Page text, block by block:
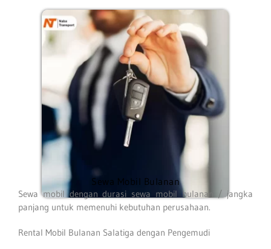
Sewa Mobil Bulanan
Sewa mobil dengan durasi sewa mobil bulanan / jangka
panjang untuk memenuhi kebutuhan perusahaan.
Rental Mobil Bulanan Salatiga dengan Pengemudi